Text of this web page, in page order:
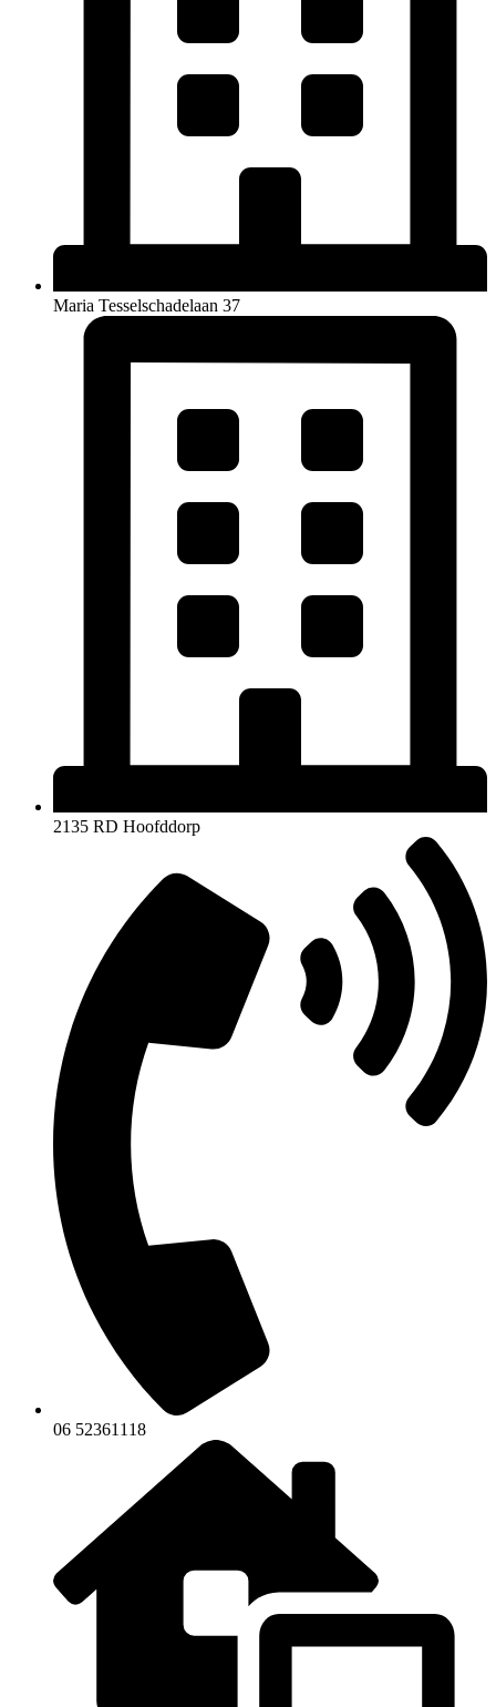
Maria Tesselschadelaan 37
2135 RD Hoofddorp
06 52361118